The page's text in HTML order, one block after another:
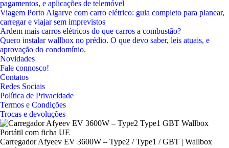
pagamentos, e aplicações de telemóvel
Viagem Porto Algarve com carro elétrico: guia completo para planear,
carregar e viajar sem imprevistos
Ardem mais carros elétricos do que carros a combustão?
Quero instalar wallbox no prédio. O que devo saber, leis atuais, e
aprovação do condomínio.
Novidades
Fale connosco!
Contatos
Redes Sociais
Política de Privacidade
Termos e Condições
Trocas e devoluções
Carregador Afyeev EV 3600W – Type2 / Type1 / GBT | Wallbox